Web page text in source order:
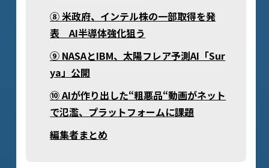
⑧ 米政府、インテル株の一部取得を発
表 AI半導体強化狙う
⑨ NASAとIBM、太陽フレア予測AI「Sur
ya」公開
⑩ AIが作り出した“粗悪品“動画がネット
で氾濫、プラットフォームに課題
‍編集者まとめ